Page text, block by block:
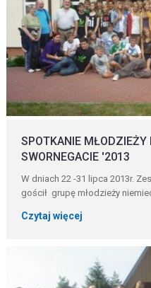
SPOTKANIE MŁODZIEŻY
SWORNEGACIE '2013
W dniach 22 -31 lipca 2013r.
gościł grupę młodzieży
Czytaj więcej